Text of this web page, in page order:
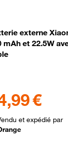
externe
mAh et 22.5W
€
et expédié par